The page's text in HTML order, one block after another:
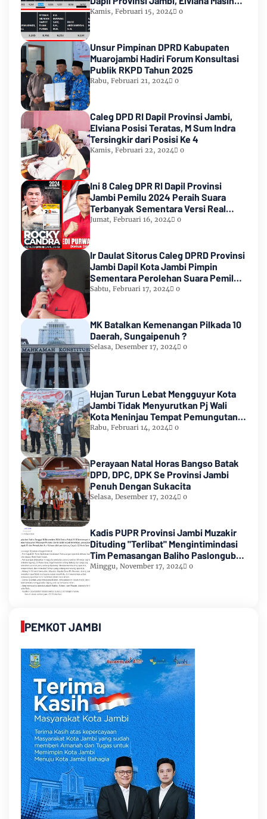
Urutan Kedua Teratas
Kamis, Februari 15, 2024 0
Unsur Pimpinan DPRD Kabupaten
Muarojambi Hadiri Forum Konsultasi
Publik RKPD Tahun 2025
Rabu, Februari 21, 2024 0
Caleg DPD RI Dapil Provinsi Jambi,
Elviana Posisi Teratas, M Sum Indra
Tersingkir dari Posisi Ke 4
Kamis, Februari 22, 2024 0
Ini 8 Caleg DPR RI Dapil Provinsi
Jambi Pemilu 2024 Peraih Suara
Terbanyak Sementara Versi Real
Count KPU RI
Jumat, Februari 16, 2024 0
Ir Daulat Sitorus Caleg DPRD Provinsi
Jambi Dapil Kota Jambi Pimpin
Sementara Perolehan Suara Pemilu
2024
Sabtu, Februari 17, 2024 0
MK Batalkan Kemenangan Pilkada 10
Daerah, Sungaipenuh ?
Selasa, Desember 17, 2024 0
Hujan Turun Lebat Mengguyur Kota
Jambi Tidak Menyurutkan Pj Wali
Kota Meninjau Tempat Pemungutan
Suara Pemilu 2024
Rabu, Februari 14, 2024 0
Perayaan Natal Horas Bangso Batak
DPD, DPC, DPK Se Provinsi Jambi
Penuh Dengan Sukacita
Selasa, Desember 17, 2024 0
Kadis PUPR Provinsi Jambi Muzakir
Dituding "Terlibat" Mengintimindasi
Tim Pemasangan Baliho Paslongub
Romi-Sudirman
Minggu, November 17, 2024 0
PEMKOT JAMBI